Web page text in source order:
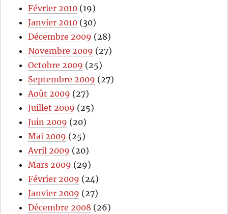
Février 2010 (19)
Janvier 2010 (30)
Décembre 2009 (28)
Novembre 2009 (27)
Octobre 2009 (25)
Septembre 2009 (27)
Août 2009 (27)
Juillet 2009 (25)
Juin 2009 (20)
Mai 2009 (25)
Avril 2009 (20)
Mars 2009 (29)
Février 2009 (24)
Janvier 2009 (27)
Décembre 2008 (26)